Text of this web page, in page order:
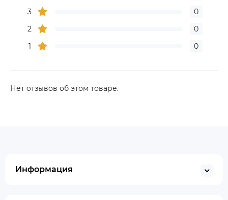
3
0
2
0
1
0
Нет отзывов об этом товаре.
Информация